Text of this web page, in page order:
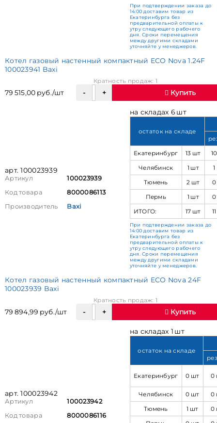
При подтверждении заказа до
14:00 доставим товар из
Екатеринбурга без
предварительной оплаты к
утру следующего рабочего
дня. Сроки перемещения
между другими складами
уточняйте у менеджеров.
Котел газовый настенный компактный ECO Nova 1.24F
100023941 Baxi
79 515,00 руб./шт
Кратность продаж: 1
Купить
арт. 100023939
Артикул
100023939
Код товара
8000086113
Производитель
Baxi
на складах 6 шт
остаток на складе
Екатеринбург
13 шт
Челябинск
1 шт
Тюмень
2 шт
Пермь
1 шт
ИТОГО:
17 шт
При подтверждении заказа до
14:00 доставим товар из
Екатеринбурга без
предварительной оплаты к
утру следующего рабочего
дня. Сроки перемещения
между другими складами
уточняйте у менеджеров.
Котел газовый настенный компактный ECO Nova 24F
100023939 Baxi
79 894,99 руб./шт
Кратность продаж: 1
Купить
арт. 100023942
Артикул
100023942
Код товара
8000086116
на складах 1 шт
остаток на складе
Екатеринбург 0 шт 0
Челябинск 0 шт
0
Тюмень
1 шт
0